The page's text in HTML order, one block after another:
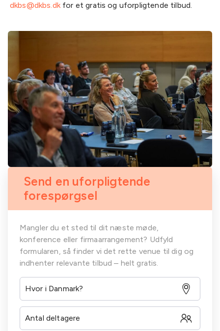
dkbs@dkbs.dkfor et gratis og uforpligtende tilbud.
Send en uforpligtende
forespørgsel
Mangler du et sted til dit næste møde,
konference eller firmaarrangement? Udfyld
formularen, så finder vi det rette venue til dig og
indhenter relevante tilbud – helt gratis.